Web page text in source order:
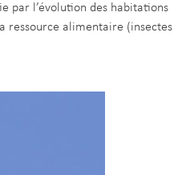
par l’évolution des habitations
ressource alimentaire (insectes